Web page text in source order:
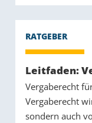
Leitfaden:
Vergaberecht
Vergaberecht
sondern auch